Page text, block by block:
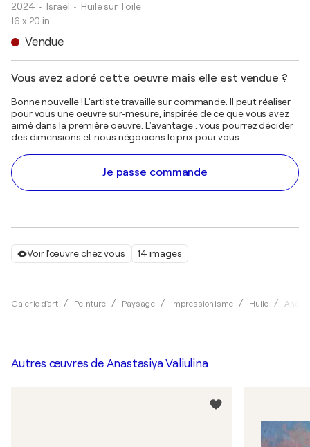
Voir l'œuvre chez vous 14 images
Galerie d'art Peinture Paysage Impressionisme Huile
2024 • Israël • Huile sur Toile
16 x 20 in
Vendue
Vous avez adoré cette oeuvre mais elle est vendue ?
Bonne nouvelle ! L'artiste travaille sur commande. Il peut réaliser
pour vous une oeuvre sur-mesure, inspirée de ce que vous avez
aimé dans la première oeuvre. L'avantage : vous pourrez décider
des dimensions et nous négocions le prix pour vous.
Je passe commande
Autres œuvres de Anastasiya Valiulina